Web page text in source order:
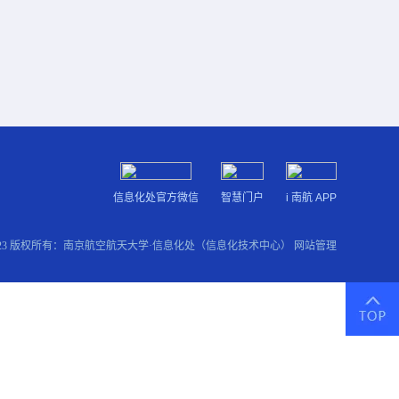
信息化处官方微信 智慧门户 i 南航 APP
版权所有：南京航空航天大学·信息化处（信息化技术中心） 网站管理